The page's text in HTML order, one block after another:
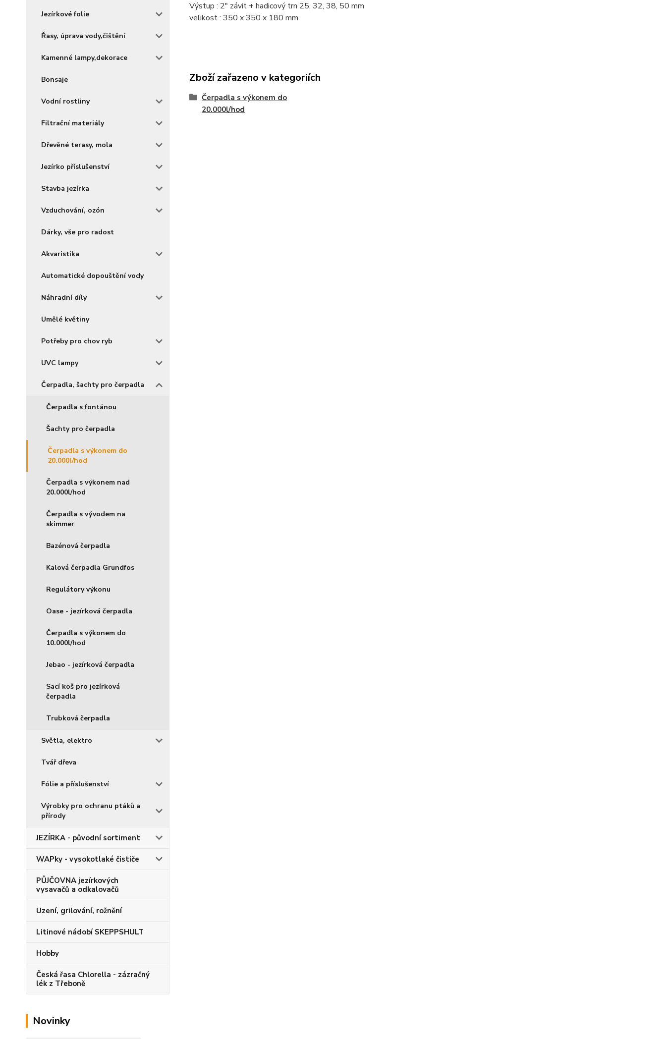
Jezírkové folie
Řasy, úprava vody,čištění
Kamenné lampy,dekorace
Bonsaje
Vodní rostliny
Filtrační materiály
Dřevěné terasy, mola
Jezírko příslušenství
Stavba jezírka
Vzduchování, ozón
Dárky, vše pro radost
Akvaristika
Automatické dopouštění vody
Náhradní díly
Umělé květiny
Potřeby pro chov ryb
UVC lampy
Čerpadla, šachty pro čerpadla
Čerpadla s fontánou
Šachty pro čerpadla
Čerpadla s výkonem do
20.000l/hod
Čerpadla s výkonem nad
20.000l/hod
Čerpadla s vývodem na
skimmer
Bazénová čerpadla
Kalová čerpadla Grundfos
Regulátory výkonu
Oase - jezírková čerpadla
Čerpadla s výkonem do
10.000l/hod
Jebao - jezírková čerpadla
Sací koš pro jezírková
čerpadla
Trubková čerpadla
Světla, elektro
Tvář dřeva
Fólie a příslušenství
Výrobky pro ochranu ptáků a
přírody
JEZÍRKA - původní sortiment
WAPky - vysokotlaké čističe
PŮJČOVNA jezírkových
vysavačů a odkalovačů
Uzení, grilování, rožnění
Litinové nádobí SKEPPSHULT
Hobby
Česká řasa Chlorella - zázračný
lék z Třeboně
Novinky
Výstup : 2" závit + hadicový trn 25, 32, 38, 50 mm
velikost : 350 x 350 x 180 mm
Zboží zařazeno v kategoriích
Čerpadla s výkonem do
20.000l/hod